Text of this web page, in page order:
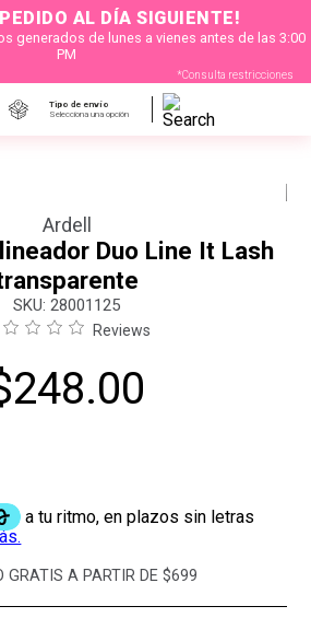
AL DÍA SIGUIENTE!
generados de lunes a vienes antes de las 3:00
PM
*Consulta restricciones
Tipo de envío
Selecciona una opción
Ardell
Duo Line It Lash
: 28001125
Reviews
248.00
GRATIS A PARTIR DE $699